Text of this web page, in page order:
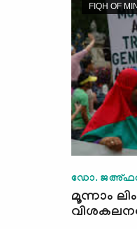
FIQH OF
ഡോ.
മൂന്നാം